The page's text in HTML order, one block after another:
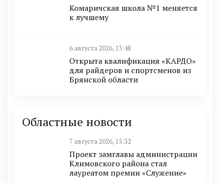
Комаричская школа №1 меняется
к лучшему
6 августа 2026, 13:48
Открыта квалификация «КАРДО»
для райдеров и спортсменов из
Брянской области
Областные новости
7 августа 2026, 15:32
Проект замглавы администрации
Климовского района стал
лауреатом премии «Служение»